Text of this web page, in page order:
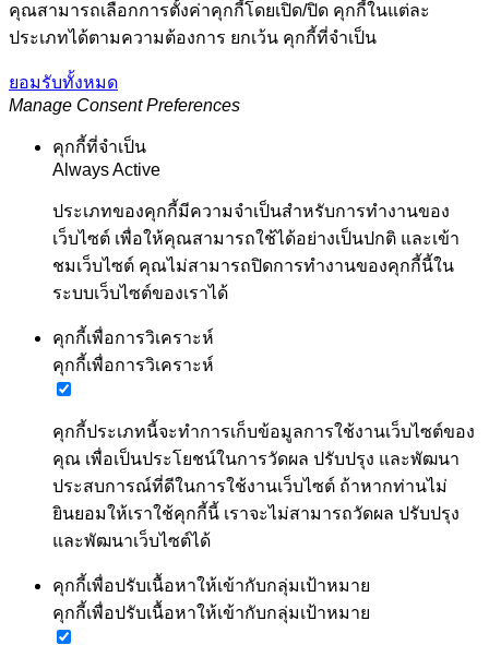
คุณสามารถเลือกการตั้งค่าคุกกี้โดยเปิด/ปิด คุกกี้ในแต่ละ
ประเภทได้ตามความต้องการ ยกเว้น คุกกี้ที่จำเป็น
ยอมรับทั้งหมด
Manage Consent Preferences
คุกกี้ที่จำเป็น
Always Active
ประเภทของคุกกี้มีความจำเป็นสำหรับการทำงานของ
เว็บไซต์ เพื่อให้คุณสามารถใช้ได้อย่างเป็นปกติ และเข้า
ชมเว็บไซต์ คุณไม่สามารถปิดการทำงานของคุกกี้นี้ใน
ระบบเว็บไซต์ของเราได้
คุกกี้เพื่อการวิเคราะห์
คุกกี้เพื่อการวิเคราะห์
คุกกี้ประเภทนี้จะทำการเก็บข้อมูลการใช้งานเว็บไซต์ของ
คุณ เพื่อเป็นประโยชน์ในการวัดผล ปรับปรุง และพัฒนา
ประสบการณ์ที่ดีในการใช้งานเว็บไซต์ ถ้าหากท่านไม่
ยินยอมให้เราใช้คุกกี้นี้ เราจะไม่สามารถวัดผล ปรับปรุง
และพัฒนาเว็บไซต์ได้
คุกกี้เพื่อปรับเนื้อหาให้เข้ากับกลุ่มเป้าหมาย
คุกกี้เพื่อปรับเนื้อหาให้เข้ากับกลุ่มเป้าหมาย